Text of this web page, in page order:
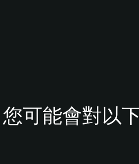
您可能會對以